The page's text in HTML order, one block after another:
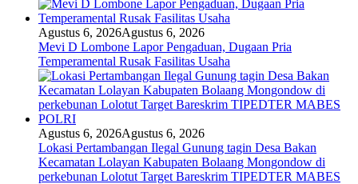
Agustus 6, 2026Agustus 6, 2026
Mevi D Lombone Lapor Pengaduan, Dugaan Pria
Temperamental Rusak Fasilitas Usaha
Agustus 6, 2026Agustus 6, 2026
Lokasi Pertambangan Ilegal Gunung tagin Desa Bakan
Kecamatan Lolayan Kabupaten Bolaang Mongondow di
perkebunan Lolotut Target Bareskrim TIPEDTER MABES